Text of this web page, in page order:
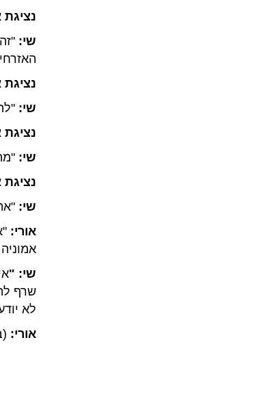
שי:
שי:
שי:
שי:
אורי:
שי: "
שרף
לא
אורי: